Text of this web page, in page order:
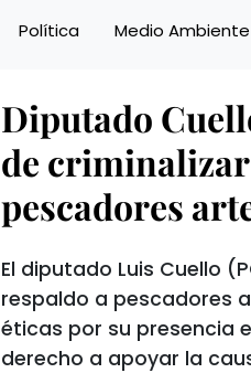
Política Medio Ambiente
Diputado
de criminalizar
pescadores
El diputado Luis Cuello
respaldo a pescadores
éticas por su presencia
derecho a apoyar la